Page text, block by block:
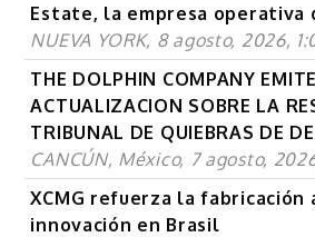
Estate, la empresa operativa
NUEVA YORK, 8 agosto, 2026,
THE DOLPHIN COMPANY EMITE
ACTUALIZACION SOBRE LA
TRIBUNAL DE QUIEBRAS DE
CANCÚN, México, 7 agosto,
XCMG refuerza la
innovación en Brasil